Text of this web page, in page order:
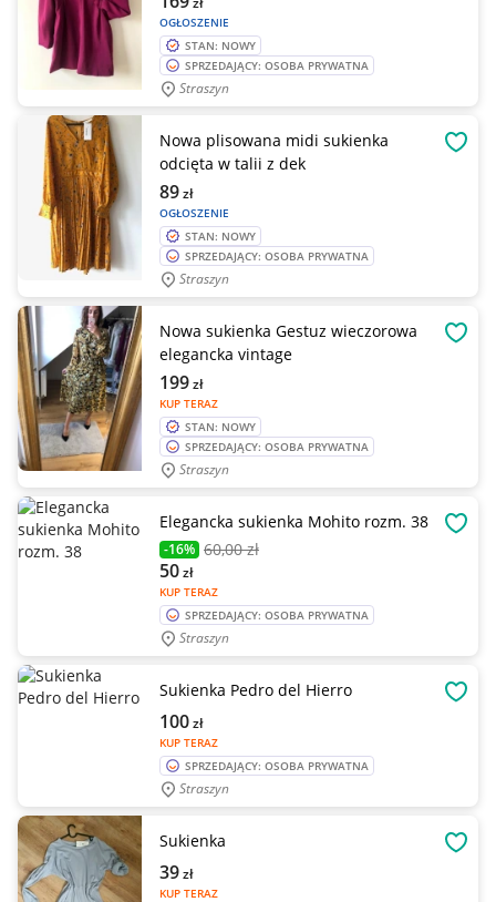
OGŁOSZENIE
STAN: NOWY
SPRZEDAJĄCY: OSOBA PRYWATNA
Straszyn
Nowa plisowana midi sukienka
odcięta w talii z dek
OGŁOSZENIE
89zł
STAN: NOWY
SPRZEDAJĄCY: OSOBA PRYWATNA
Straszyn
Nowa sukienka Gestuz wieczorowa
elegancka vintage
KUP TERAZ
199zł
STAN: NOWY
SPRZEDAJĄCY: OSOBA PRYWATNA
Straszyn
Elegancka sukienka Mohito rozm. 38
-16% 60,00 zł
KUP TERAZ
50zł
SPRZEDAJĄCY: OSOBA PRYWATNA
Straszyn
Sukienka Pedro del Hierro
KUP TERAZ
100zł
SPRZEDAJĄCY: OSOBA PRYWATNA
Straszyn
Sukienka
KUP TERAZ
39zł